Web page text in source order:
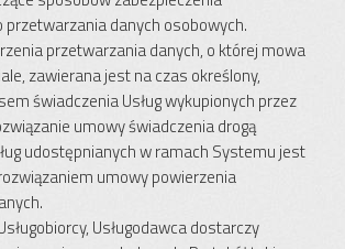
przetwarzania danych osobowych.
przetwarzania danych, o której mowa
zawierana jest na czas określony,
świadczenia Usług wykupionych przez
umowy świadczenia drogą
udostępnianych w ramach Systemu jest
umowy powierzenia
Usługodawca dostarczy